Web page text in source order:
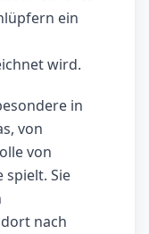
ein
wird.
in
von
von
spielt. Sie
nach